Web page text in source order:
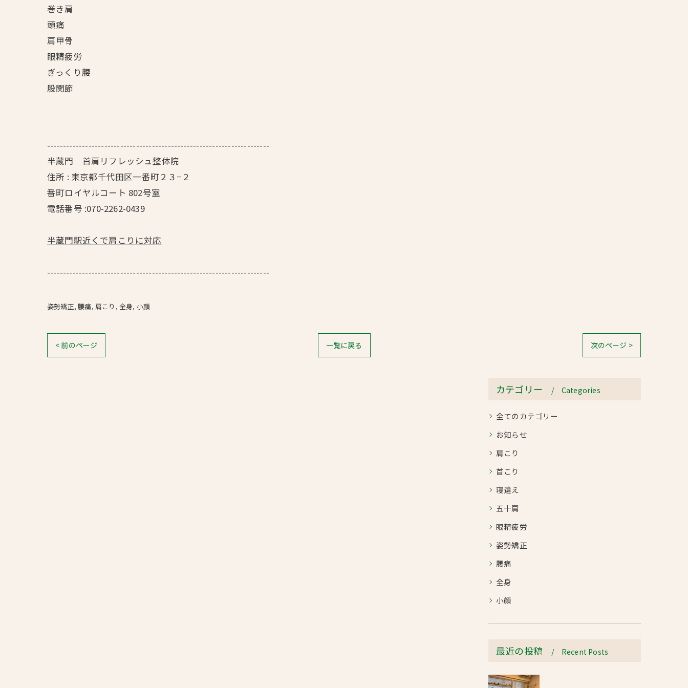
巻き肩
頭痛
肩甲骨
眼精疲労
ぎっくり腰
股関節
----------------------------------------------------------------------
半蔵門 首肩リフレッシュ整体院
住所 : 東京都千代田区一番町２３−２
番町ロイヤルコート 802号室
電話番号 :070-2262-0439
半蔵門駅近くで肩こりに対応
----------------------------------------------------------------------
姿勢矯正 腰痛 肩こり 全身 小顔
< 前のページ 一覧に戻る 次のページ >
カテゴリー Categories
全てのカテゴリー
お知らせ
肩こり
首こり
寝違え
五十肩
眼精疲労
姿勢矯正
腰痛
全身
小顔
最近の投稿 Recent Posts